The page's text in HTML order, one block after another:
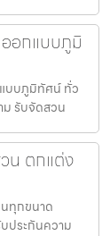
อกแบบภูมิ
บบภูมิทัศน์ ทั่ว
ม รับจัดสวน
น ตกแต่ง
ทุกขนาด
ประกันความ